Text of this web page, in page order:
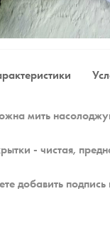
мить
- чистая,
добавить подпись